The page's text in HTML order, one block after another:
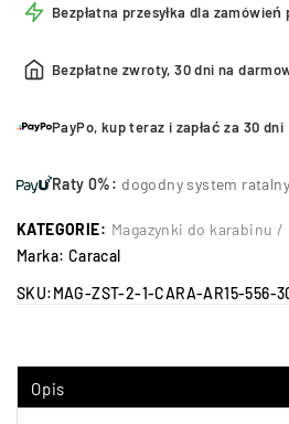
Bezpłatna przesyłka dla zamówień
Bezpłatne zwroty, 30 dni na
PayPo, kup teraz i zapłać za 30 dni
Raty 0%: dogodny system ratalny
KATEGORIE: Magazynki do karabinu /
Marka: Caracal
SKU:MAG-ZST-2-1-CARA-AR15-556-
Opis